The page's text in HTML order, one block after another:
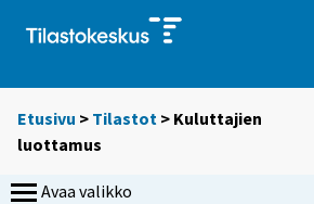
Etusivu > Tilastot > Kuluttajien
luottamus
Avaa valikko